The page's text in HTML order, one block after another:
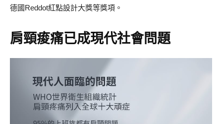
德國Reddot紅點設計大獎等獎項。
肩頸痠痛已成現代社會問題